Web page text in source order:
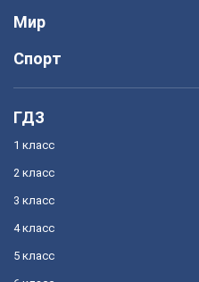
Мир
Спорт
ГДЗ
1 класс
2 класс
3 класс
4 класс
5 класс